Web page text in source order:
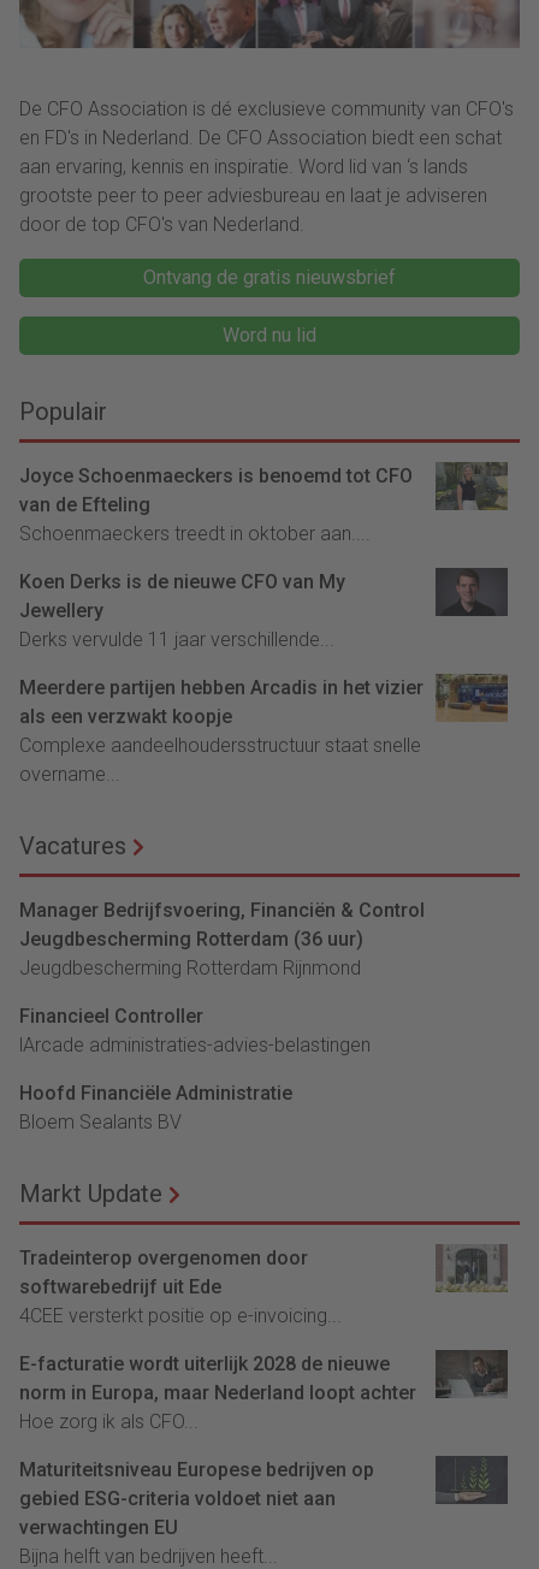
De CFO Association is dé exclusieve community van CFO's
en FD's in Nederland. De CFO Association biedt een schat
aan ervaring, kennis en inspiratie. Word lid van ‘s lands
grootste peer to peer adviesbureau en laat je adviseren
door de top CFO's van Nederland.
Ontvang de gratis nieuwsbrief
Word nu lid
Populair
Joyce Schoenmaeckers is benoemd tot CFO
van de Efteling
Schoenmaeckers treedt in oktober aan....
Koen Derks is de nieuwe CFO van My
Jewellery
Derks vervulde 11 jaar verschillende...
Meerdere partijen hebben Arcadis in het vizier
als een verzwakt koopje
Complexe aandeelhoudersstructuur staat snelle
overname...
Vacatures
Manager Bedrijfsvoering, Financiën & Control
Jeugdbescherming Rotterdam (36 uur)
Jeugdbescherming Rotterdam Rijnmond
Financieel Controller
lArcade administraties-advies-belastingen
Hoofd Financiële Administratie
Bloem Sealants BV
Markt Update
Tradeinterop overgenomen door
softwarebedrijf uit Ede
4CEE versterkt positie op e-invoicing...
E-facturatie wordt uiterlijk 2028 de nieuwe
norm in Europa, maar Nederland loopt achter
Hoe zorg ik als CFO...
Maturiteitsniveau Europese bedrijven op
gebied ESG-criteria voldoet niet aan
verwachtingen EU
Bijna helft van bedrijven heeft...